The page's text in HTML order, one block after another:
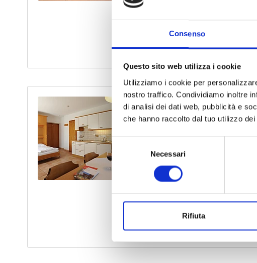
Consenso
Questo sito web utilizza i cookie
Utilizziamo i cookie per
nostro traffico. Condividiamo inoltre
di analisi dei dati web, pubblicità e
che hanno raccolto dal tuo utilizzo
Selezione
del
consenso
Necessari
Rifiuta